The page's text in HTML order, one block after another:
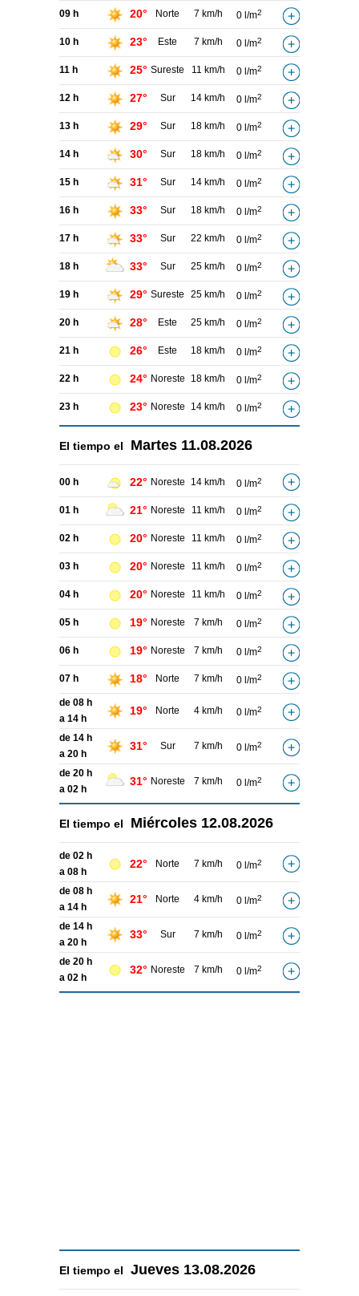
09 h 20° Norte 7 km/h 0 l/m2
10 h 23° Este 7 km/h 0 l/m2
11 h 25° Sureste 11 km/h 0 l/m2
12 h 27° Sur 14 km/h 0 l/m2
13 h 29° Sur 18 km/h 0 l/m2
14 h 30° Sur 18 km/h 0 l/m2
15 h 31° Sur 14 km/h 0 l/m2
16 h 33° Sur 18 km/h 0 l/m2
17 h 33° Sur 22 km/h 0 l/m2
18 h 33° Sur 25 km/h 0 l/m2
19 h 29° Sureste 25 km/h 0 l/m2
20 h 28° Este 25 km/h 0 l/m2
21 h 26° Este 18 km/h 0 l/m2
22 h 24° Noreste 18 km/h 0 l/m2
23 h 23° Noreste 14 km/h 0 l/m2
El tiempo el Martes 11.08.2026
00 h 22° Noreste 14 km/h 0 l/m2
01 h 21° Noreste 11 km/h 0 l/m2
02 h 20° Noreste 11 km/h 0 l/m2
03 h 20° Noreste 11 km/h 0 l/m2
04 h 20° Noreste 11 km/h 0 l/m2
05 h 19° Noreste 7 km/h 0 l/m2
06 h 19° Noreste 7 km/h 0 l/m2
07 h 18° Norte 7 km/h 0 l/m2
de 08 h
a 14 h
19° Norte 4 km/h 0 l/m2
de 14 h
a 20 h
31° Sur 7 km/h 0 l/m2
de 20 h
a 02 h
31° Noreste 7 km/h 0 l/m2
El tiempo el Miércoles 12.08.2026
de 02 h
a 08 h
22° Norte 7 km/h 0 l/m2
de 08 h
a 14 h
21° Norte 4 km/h 0 l/m2
de 14 h
a 20 h
33° Sur 7 km/h 0 l/m2
de 20 h
a 02 h
32° Noreste 7 km/h 0 l/m2
El tiempo el Jueves 13.08.2026